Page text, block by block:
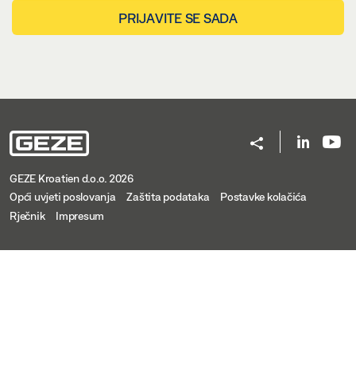
PRIJAVITE SE SADA
GEZE Kroatien d.o.o. 2026
Opći uvjeti poslovanja
Zaštita podataka
Postavke kolačića
Rječnik
Impresum